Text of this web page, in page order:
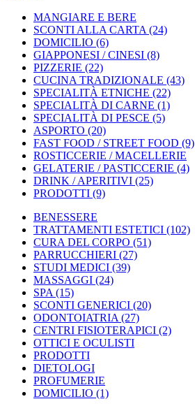
MANGIARE E BERE
SCONTI ALLA CARTA (24)
DOMICILIO (6)
GIAPPONESI / CINESI (8)
PIZZERIE (22)
CUCINA TRADIZIONALE (43)
SPECIALITÀ ETNICHE (22)
SPECIALITÀ DI CARNE (1)
SPECIALITÀ DI PESCE (5)
ASPORTO (20)
FAST FOOD / STREET FOOD (9)
ROSTICCERIE / MACELLERIE
GELATERIE / PASTICCERIE (4)
DRINK / APERITIVI (25)
PRODOTTI (9)
BENESSERE
TRATTAMENTI ESTETICI (102)
CURA DEL CORPO (51)
PARRUCCHIERI (27)
STUDI MEDICI (39)
MASSAGGI (24)
SPA (15)
SCONTI GENERICI (20)
ODONTOIATRIA (27)
CENTRI FISIOTERAPICI (2)
OTTICI E OCULISTI
PRODOTTI
DIETOLOGI
PROFUMERIE
DOMICILIO (1)